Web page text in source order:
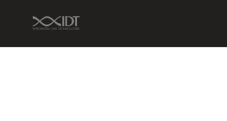
IDT Link